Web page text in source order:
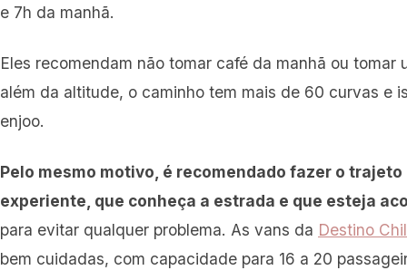
e 7h da manhã.
Eles recomendam não tomar café da manhã ou tomar
além da altitude, o caminho tem mais de 60 curvas e
enjoo.
Pelo mesmo motivo, é recomendado fazer o
experiente, que conheça a estrada e que esteja
para evitar qualquer problema. As vans da Destino
bem cuidadas, com capacidade para 16 a 20